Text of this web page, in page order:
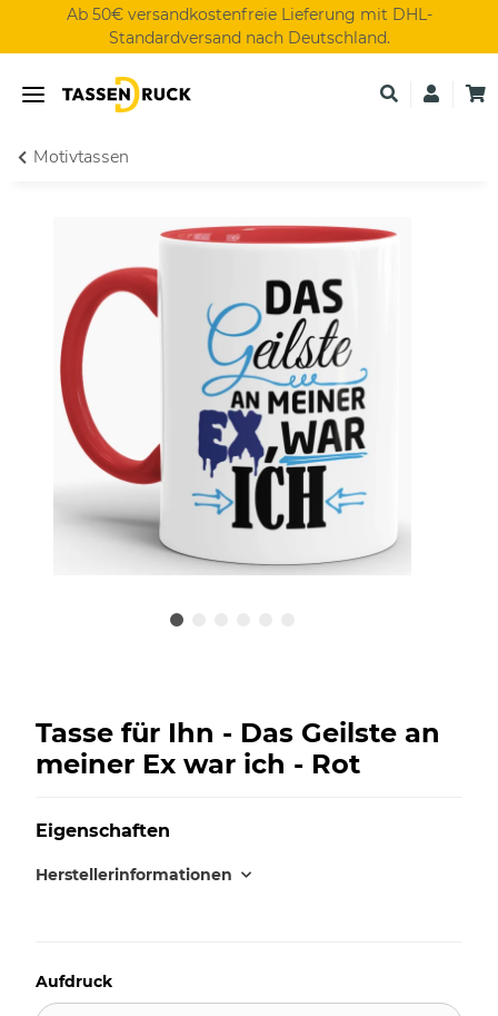
Ab 50€ versandkostenfreie Lieferung mit DHL-
Standardversand nach Deutschland.
Motivtassen
Tasse für Ihn - Das Geilste an
meiner Ex war ich - Rot
Eigenschaften
Herstellerinformationen
Aufdruck